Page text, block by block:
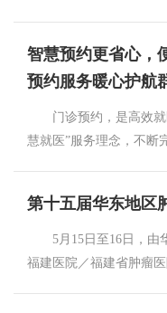
逸的 “隐形武器”[1]。代
肿瘤生物学的认知，也
向。 01.肿瘤微环境
经典的 Warburg 效应，
能，葡萄糖匮乏会直接
极化，招募髓系来源抑
智慧预约更省心
预约服务暖心护航
门诊预约，是高效就
慧就医”服务理念，不断
我院现已全面开通线上
作简单，适合所有年
预约 患者足不出户即
第十五届华东地区
5月15日至16日，由
福建医院／福建省肿瘤